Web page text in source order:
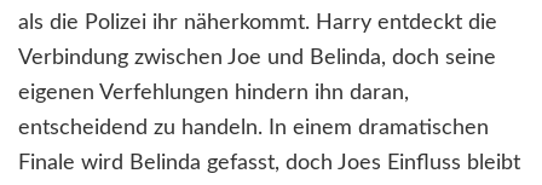
als die Polizei ihr näherkommt. Harry entdeckt die
Verbindung zwischen Joe und Belinda, doch seine
eigenen Verfehlungen hindern ihn daran,
entscheidend zu handeln. In einem dramatischen
Finale wird Belinda gefasst, doch Joes Einfluss bleibt